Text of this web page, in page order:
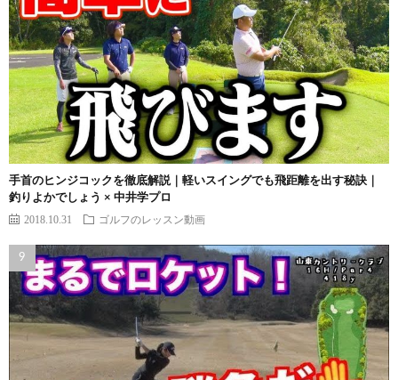
手首のヒンジコックを徹底解説｜軽いスイングでも飛距離を出す秘訣｜
釣りよかでしょう × 中井学プロ
2018.10.31 ゴルフのレッスン動画